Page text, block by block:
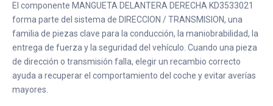
El componente MANGUETA DELANTERA DERECHA KD3533021
forma parte del sistema de DIRECCION / TRANSMISION, una
familia de piezas clave para la conducción, la maniobrabilidad, la
entrega de fuerza y la seguridad del vehículo. Cuando una pieza
de dirección o transmisión falla, elegir un recambio correcto
ayuda a recuperar el comportamiento del coche y evitar averías
mayores.